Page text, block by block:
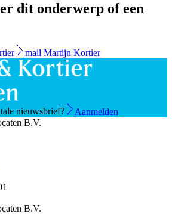
dit onderwerp of een
mail Martijn Kortier
nieuwsbrief?
Aanmelden
B.V.
B.V.